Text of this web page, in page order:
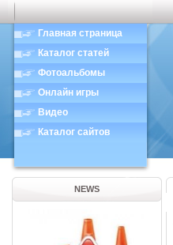
Главная страница
Каталог статей
Фотоальбомы
Онлайн игры
Видео
Каталог сайтов
NEWS